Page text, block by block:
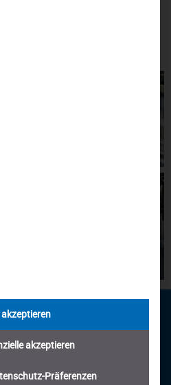
akzeptieren
akzeptieren
Präferenzen